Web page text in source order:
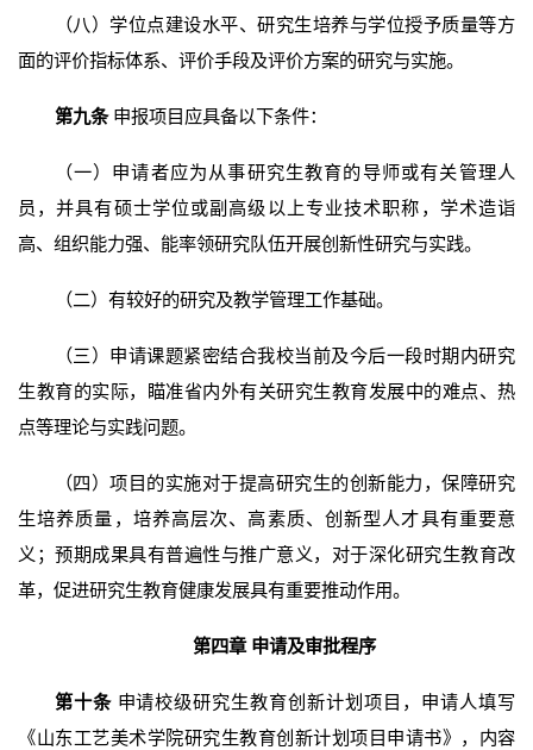
（八）学位点建设水平、研究生培养与学位授予质量等方
面的评价指标体系、评价手段及评价方案的研究与实施。
第九条 申报项目应具备以下条件：
（一）申请者应为从事研究生教育的导师或有关管理人
员，并具有硕士学位或副高级以上专业技术职称，学术造诣
高、组织能力强、能率领研究队伍开展创新性研究与实践。
（二）有较好的研究及教学管理工作基础。
（三）申请课题紧密结合我校当前及今后一段时期内研究
生教育的实际，瞄准省内外有关研究生教育发展中的难点、热
点等理论与实践问题。
（四）项目的实施对于提高研究生的创新能力，保障研究
生培养质量，培养高层次、高素质、创新型人才具有重要意
义；预期成果具有普遍性与推广意义，对于深化研究生教育改
革，促进研究生教育健康发展具有重要推动作用。
第四章 申请及审批程序
第十条 申请校级研究生教育创新计划项目，申请人填写
《山东工艺美术学院研究生教育创新计划项目申请书》，内容